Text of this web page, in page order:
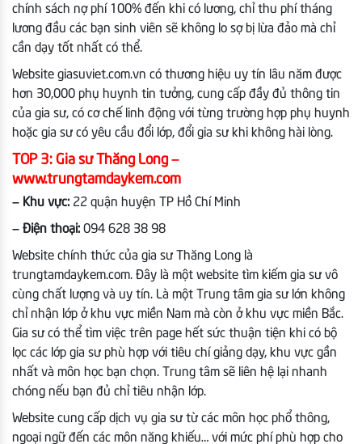
chính sách nợ phí 100% đến khi có lương, chỉ thu phí tháng
lương đầu các bạn sinh viên sẽ không lo sợ bị lừa đảo mà chỉ
cần dạy tốt nhất có thể.
Website giasuviet.com.vn có thương hiệu uy tín lâu năm được
hơn 30,000 phụ huynh tin tưởng, cung cấp đầy đủ thông tin
của gia sư, có cơ chế linh động với từng trường hợp phụ huynh
hoặc gia sư có yêu cầu đổi lớp, đổi gia sư khi không hài lòng.
TOP 3: Gia sư Thăng Long –
www.trungtamdaykem.com
– Khu vực: 22 quận huyện TP Hồ Chí Minh
– Điện thoại: 094 628 38 98
Website chính thức của gia sư Thăng Long là
trungtamdaykem.com. Đây là một website tìm kiếm gia sư vô
cùng chất lượng và uy tín. Là một Trung tâm gia sư lớn không
chỉ nhận lớp ở khu vực miền Nam mà còn ở khu vực miền Bắc.
Gia sư có thể tìm việc trên page hết sức thuận tiện khi có bộ
lọc các lớp gia sư phù hợp với tiêu chí giảng dạy, khu vực gần
nhất và môn học bạn chọn. Trung tâm sẽ liên hệ lại nhanh
chóng nếu bạn đủ chỉ tiêu nhận lớp.
Website cung cấp dịch vụ gia sư từ các môn học phổ thông,
ngoại ngữ đến các môn năng khiếu… với mức phí phù hợp cho